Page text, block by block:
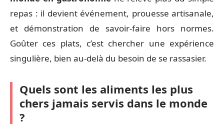
repas : il devient événement, prouesse artisanale,
et démonstration de savoir-faire hors normes.
Goûter ces plats, c’est chercher une expérience
singulière, bien au-delà du besoin de se rassasier.
Quels sont les aliments les plus
chers jamais servis dans le monde
?